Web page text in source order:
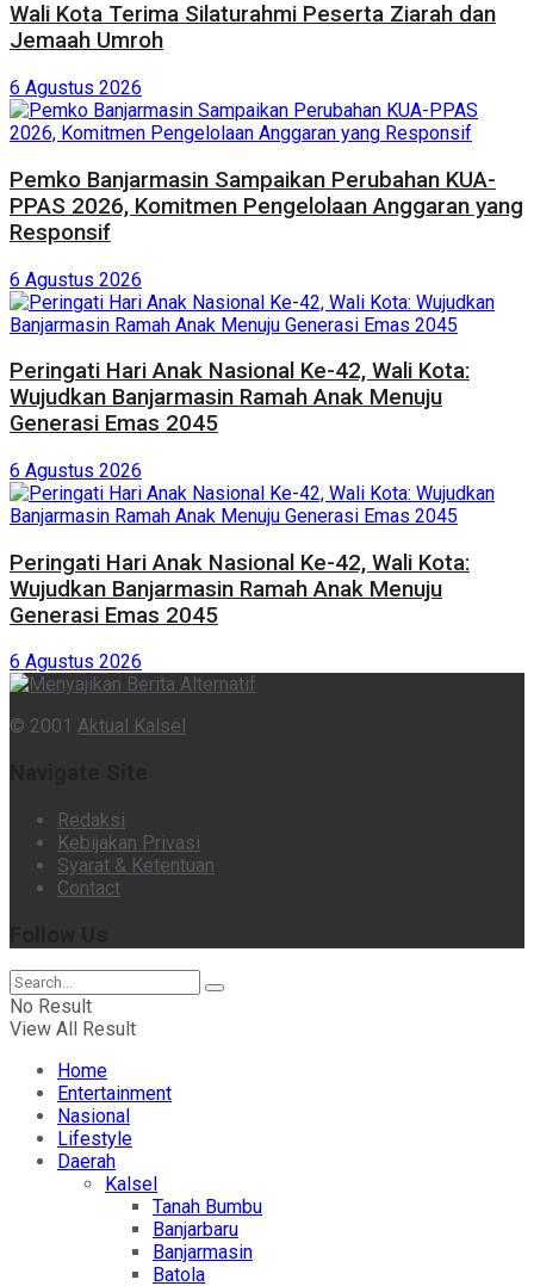
Wali Kota Terima Silaturahmi Peserta Ziarah dan
Jemaah Umroh
6 Agustus 2026
Pemko Banjarmasin Sampaikan Perubahan KUA-
PPAS 2026, Komitmen Pengelolaan Anggaran yang
Responsif
6 Agustus 2026
Peringati Hari Anak Nasional Ke-42, Wali Kota:
Wujudkan Banjarmasin Ramah Anak Menuju
Generasi Emas 2045
6 Agustus 2026
Peringati Hari Anak Nasional Ke-42, Wali Kota:
Wujudkan Banjarmasin Ramah Anak Menuju
Generasi Emas 2045
6 Agustus 2026
© 2001 Aktual Kalsel
Redaksi
Kebijakan Privasi
Syarat & Ketentuan
Contact
No Result
View All Result
Home
Entertainment
Nasional
Lifestyle
Daerah
Kalsel
Tanah Bumbu
Banjarbaru
Banjarmasin
Batola